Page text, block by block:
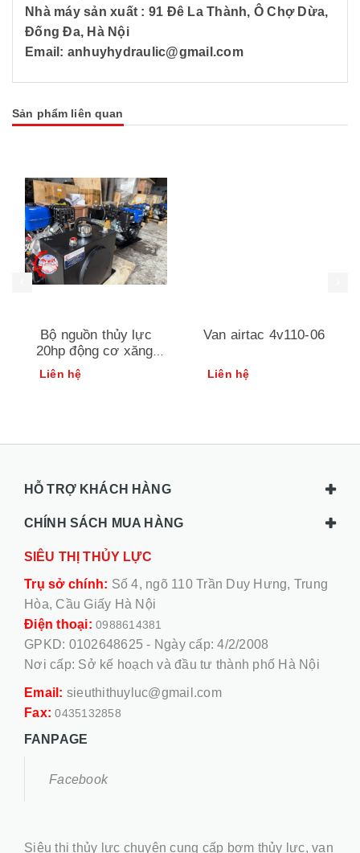
Nhà máy sản xuất : 91 Đê La Thành, Ô Chợ Dừa,
Đống Đa, Hà Nội
Email: anhuyhydraulic@gmail.com
Sản phẩm liên quan
Bộ nguồn thủy lực
20hp động cơ xăng|
thiết bị xe cẩu an huy
Liên hệ
Van airtac 4v110-06
Liên hệ
HỖ TRỢ KHÁCH HÀNG
CHÍNH SÁCH MUA HÀNG
SIÊU THỊ THỦY LỰC
Trụ sở chính: Số 4, ngõ 110 Trần Duy Hưng, Trung
Hòa, Cầu Giấy Hà Nội
Điện thoại: 0988614381
GPKD: 0102648625 - Ngày cấp: 4/2/2008
Nơi cấp: Sở kế hoạch và đầu tư thành phố Hà Nội
Email: sieuthithuyluc@gmail.com
Fax:0435132858
FANPAGE
Facebook
Siêu thị thủy lực chuyên cung cấp bơm thủy lực, van